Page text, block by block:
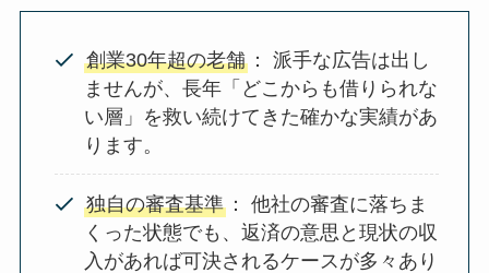
創業30年超の老舗 ： 派手な広告は出し
ませんが、長年「どこからも借りられな
い層」を救い続けてきた確かな実績があ
ります。
独自の審査基準 ： 他社の審査に落ちま
くった状態でも、返済の意思と現状の収
入があれば可決されるケースが多々あり